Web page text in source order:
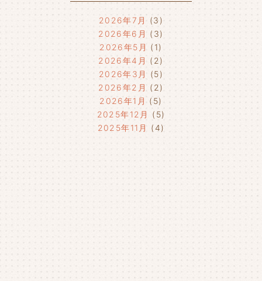
2026年7月
(3)
2026年6月 (3)
2026年5月 (1)
2026年4月 (2)
2026年3月
(5)
2026年2月 (2)
2026年1月 (5)
2025年12月
(5)
2025年11月
(4)
2025年8月
(4)
2024年12月